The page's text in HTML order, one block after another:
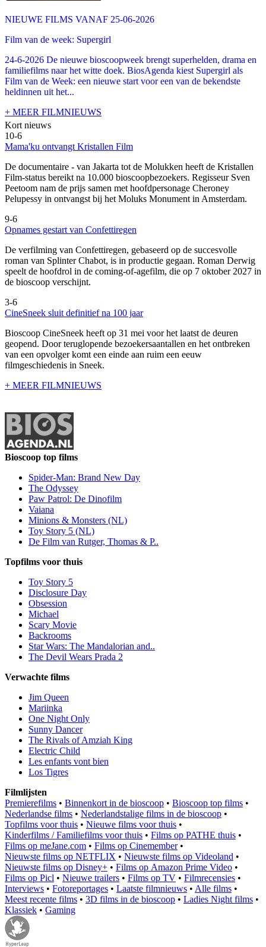
NIEUWE FILMS VANAF 25-06-2026
Film van de week: Supergirl
24-6-2026 De nieuwe bioscoopweek brengt superhelden, drama en
familiefilms naar het witte doek. BiosAgenda kiest Supergirl als
Film van de Week: een nieuwe start voor een van de bekendste
heldinnen uit het...
+ MEER FILMNIEUWS
Kort nieuws
10-6
Mama'ku ontvangt Kristallen Film
De documentaire - van Jakarta tot de Molukken heeft de Kristallen
Film-status bereikt na 10.000 bioscoopbezoekers. Regisseur Sven
Peetoom nam de prijs samen met hoofdpersonage Cheroney
Pelupessy in ontvangst bij het Moluks Monument in Amsterdam.
9-6
Opnames gestart van Confettiregen
De verfilming van Confettiregen, gebaseerd op de succesvolle
roman van Splinter Chabot, is in productie gegaan. Roman Derwig
speelt de hoofdrol in de coming-of-agefilm, die op 7 oktober 2027 in
de bioscoop verschijnt.
3-6
CineSneek sluit definitief na 100 jaar
Bioscoop CineSneek heeft op 31 mei voor het laatst de deuren
geopend. Door teruglopende bezoekersaantallen en het ontbreken
van een opvolger komt een einde aan ruim een eeuw
filmgeschiedenis in Sneek.
+ MEER FILMNIEUWS
Bioscoop top films
Spider-Man: Brand New Day
The Odyssey
Paw Patrol: De Dinofilm
Vaiana
Minions & Monsters (NL)
Toy Story 5 (NL)
De Film van Rutger, Thomas & P..
Topfilms voor thuis
Toy Story 5
Disclosure Day
Obsession
Michael
Scary Movie
Backrooms
Star Wars: The Mandalorian and..
The Devil Wears Prada 2
Verwachte films
Jim Queen
Mariinka
One Night Only
Sunny Dancer
The Rivals of Amziah King
Electric Child
Les enfants vont bien
Los Tigres
Filmlijsten
Premierefilms • Binnenkort in de bioscoop • Bioscoop top films •
Nederlandse films • Nederlandstalige films in de bioscoop •
Topfilms voor thuis • Nieuwe films voor thuis •
Kinderfilms / Familiefilms voor thuis • Films op PATHE thuis •
Films op meJane.com • Films op Cinemember•
Nieuwste films op NETFLIX • Nieuwste films op Videoland •
Nieuwste films op Disney+ • Films op Amazon Prime Video •
Films op Picl • Nieuwe trailers • Films op TV • Filmrecensies •
Interviews • Fotoreportages • Laatste filmnieuws • Alle films •
Meest recente films • 3D films in de bioscoop • Ladies Night films •
Klassiek • Gaming